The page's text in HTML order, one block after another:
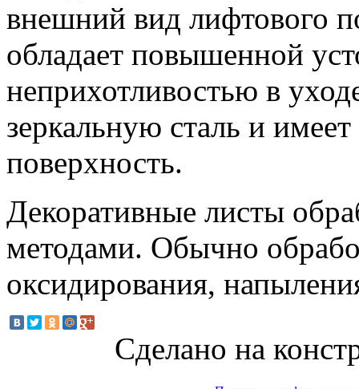
внешний вид лифтового
обладает повышенной
неприхотливостью в
зеркальную сталь и
поверхность.
Декоративные листы
методами. Обычно
оксидирования,
Сделано на